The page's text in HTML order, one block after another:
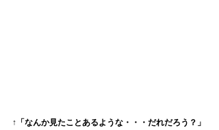
↑「なんか見たことあるような・・・だれだろう？」